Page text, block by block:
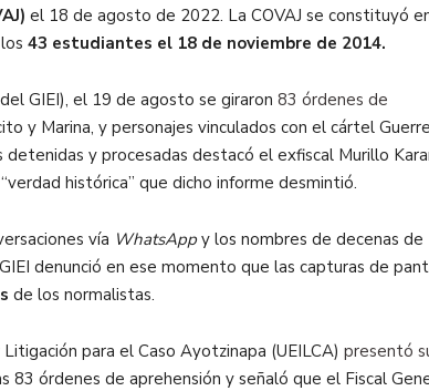
el 18 de agosto de 2022. La COVAJ se constituyó
43 estudiantes el 18 de noviembre de 2014.
GIEI), el 19 de agosto se giraron 83 órdenes de
y Marina, y personajes vinculados con el cártel
detenidas y procesadas destacó el exfiscal Murillo
histórica” que dicho informe desmintió.
vía WhatsApp y los nombres de decenas de
denunció en ese momento que las capturas de
de los normalistas.
para el Caso Ayotzinapa (UEILCA) presentó
83 órdenes de aprehensión y señaló que el Fiscal